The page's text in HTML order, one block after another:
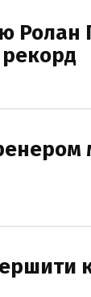
Ролан